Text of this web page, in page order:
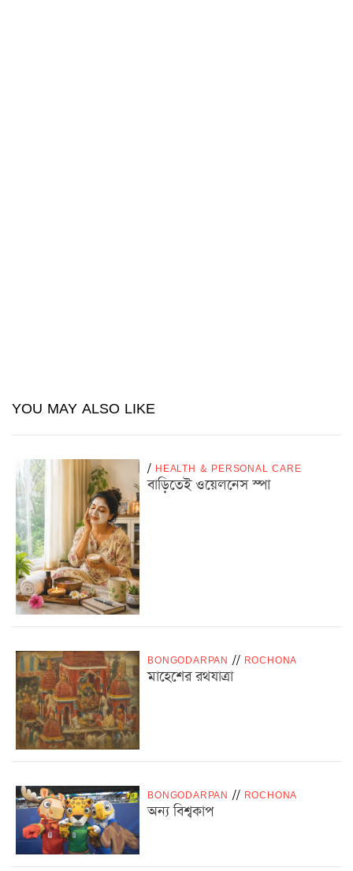
YOU MAY ALSO LIKE
/ HEALTH & PERSONAL CARE
বাড়িতেই ওয়েলনেস স্পা
BONGODARPAN // ROCHONA
মাহেশের রথযাত্রা
BONGODARPAN // ROCHONA
অন্য বিশ্বকাপ